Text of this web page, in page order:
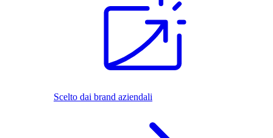
Scelto dai brand aziendali